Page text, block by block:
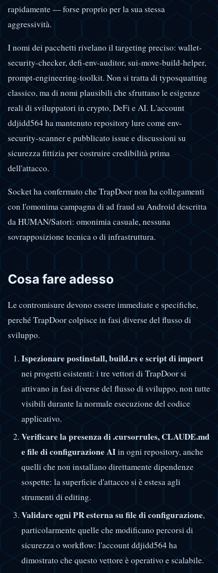
rapidamente — forse proprio per la sua stessa
aggressività.
I nomi dei pacchetti rivelano il targeting preciso: wallet-
security-checker, defi-env-auditor, sui-move-build-helper,
prompt-engineering-toolkit. Non si tratta di typosquatting
classico, ma di nomi plausibili che sfruttano le esigenze
reali di sviluppatori in crypto, DeFi e AI. L'account
ddjidd564 ha mantenuto repository lure come env-
security-scanner e pubblicato issue e discussioni su
sicurezza fittizia per costruire credibilità prima
dell'attacco.
Socket ha confermato che TrapDoor non ha collegamenti
con l'omonima campagna di ad fraud su Android descritta
da HUMAN/Satori: omonimia casuale, nessuna
sovrapposizione tecnica o di infrastruttura.
Cosa fare adesso
Le contromisure devono essere immediate e specifiche,
perché TrapDoor colpisce in fasi diverse del flusso di
sviluppo.
Ispezionare postinstall, build.rs e script di import
nei progetti esistenti: i tre vettori di TrapDoor si
attivano in fasi diverse del flusso di sviluppo, non tutte
visibili durante la normale esecuzione del codice
applicativo.
Verificare la presenza di .cursorrules, CLAUDE.md
e file di configurazione AIin ogni repository, anche
quelli che non installano direttamente dipendenze
sospette: la superficie d'attacco si è estesa agli
strumenti di editing.
Validare ogni PR esterna su file di configurazione,
particolarmente quelle che modificano percorsi di
sicurezza o workflow: l'account ddjidd564 ha
dimostrato che questo vettore è operativo e scalabile.